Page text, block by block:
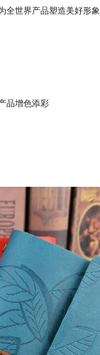
世界产品塑造美好形
品增色添彩